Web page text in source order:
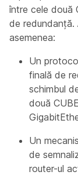
între cele două
de
asemenea:
Un
finală de
schimbul
două
Un
de
router-ul